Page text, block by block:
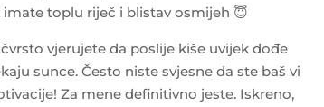
toplu riječ i blistav osmijeh 😇
vjerujete da poslije kiše uvijek dođe
sunce. Često niste svjesne da ste baš vi
Za mene definitivno jeste. Iskreno,